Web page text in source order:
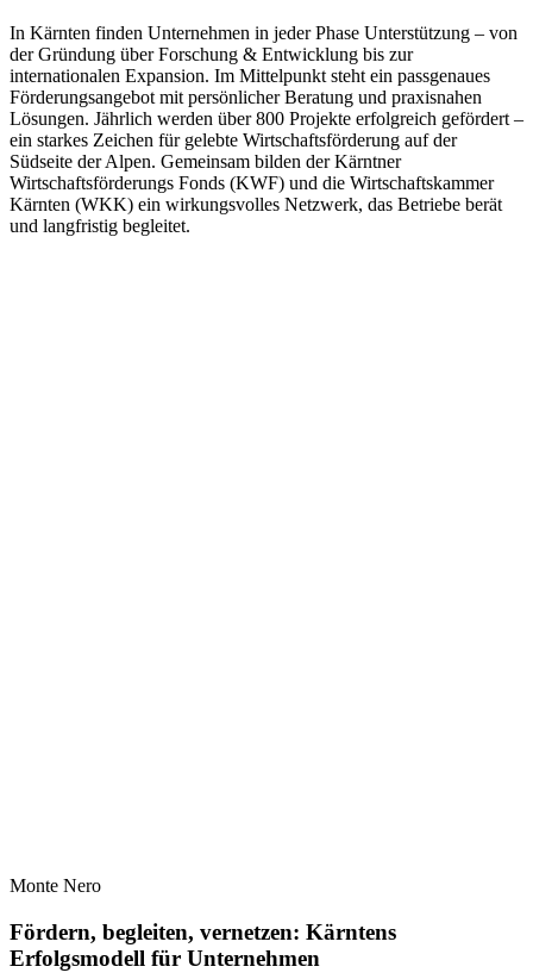
In Kärnten finden Unternehmen in jeder Phase Unterstützung – von
der Gründung über Forschung & Entwicklung bis zur
internationalen Expansion. Im Mittelpunkt steht ein passgenaues
Förderungsangebot mit persönlicher Beratung und praxisnahen
Lösungen. Jährlich werden über 800 Projekte erfolgreich gefördert –
ein starkes Zeichen für gelebte Wirtschaftsförderung auf der
Südseite der Alpen. Gemeinsam bilden der Kärntner
Wirtschaftsförderungs Fonds (KWF) und die Wirtschaftskammer
Kärnten (WKK) ein wirkungsvolles Netzwerk, das Betriebe berät
und langfristig begleitet.
Monte Nero
Fördern, begleiten, vernetzen: Kärntens
Erfolgsmodell für Unternehmen